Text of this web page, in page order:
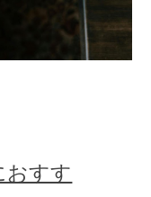
おすす